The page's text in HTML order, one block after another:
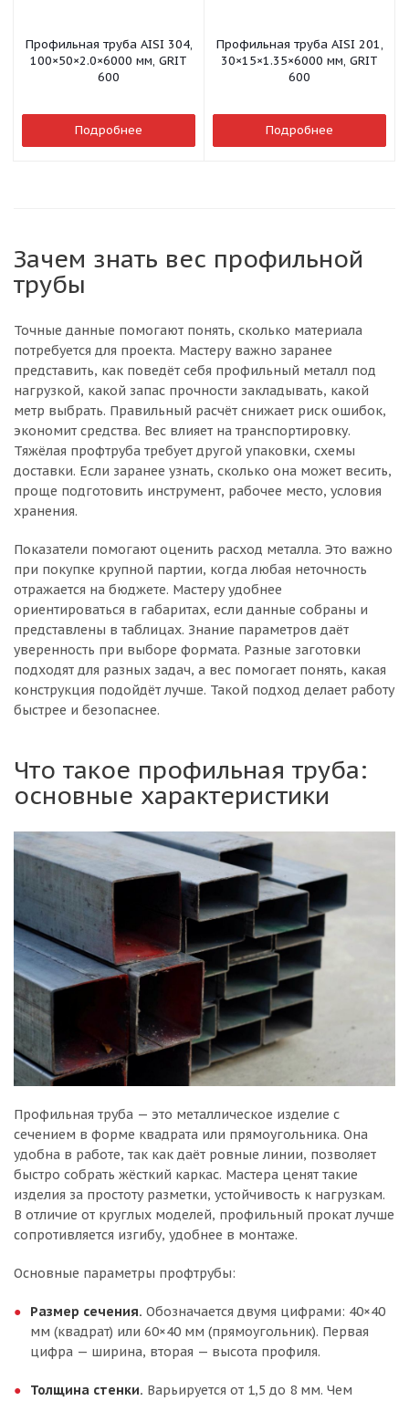
Профильная труба AISI 304,
100×50×2.0×6000 мм, GRIT
600
Подробнее
Профильная труба AISI 201,
30×15×1.35×6000 мм, GRIT
600
Подробнее
Зачем знать вес профильной
трубы
Точные данные помогают понять, сколько материала
потребуется для проекта. Мастеру важно заранее
представить, как поведёт себя профильный металл под
нагрузкой, какой запас прочности закладывать, какой
метр выбрать. Правильный расчёт снижает риск ошибок,
экономит средства. Вес влияет на транспортировку.
Тяжёлая профтруба требует другой упаковки, схемы
доставки. Если заранее узнать, сколько она может весить,
проще подготовить инструмент, рабочее место, условия
хранения.
Показатели помогают оценить расход металла. Это важно
при покупке крупной партии, когда любая неточность
отражается на бюджете. Мастеру удобнее
ориентироваться в габаритах, если данные собраны и
представлены в таблицах. Знание параметров даёт
уверенность при выборе формата. Разные заготовки
подходят для разных задач, а вес помогает понять, какая
конструкция подойдёт лучше. Такой подход делает работу
быстрее и безопаснее.
Что такое профильная труба:
основные характеристики
Профильная труба — это металлическое изделие с
сечением в форме квадрата или прямоугольника. Она
удобна в работе, так как даёт ровные линии, позволяет
быстро собрать жёсткий каркас. Мастера ценят такие
изделия за простоту разметки, устойчивость к нагрузкам.
В отличие от круглых моделей, профильный прокат лучше
сопротивляется изгибу, удобнее в монтаже.
Основные параметры профтрубы:
Размер сечения. Обозначается двумя цифрами: 40×40
мм (квадрат) или 60×40 мм (прямоугольник). Первая
цифра — ширина, вторая — высота профиля.
Толщина стенки. Варьируется от 1,5 до 8 мм. Чем